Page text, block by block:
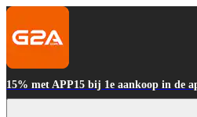
15% met APP15 bij 1e aankoop in de